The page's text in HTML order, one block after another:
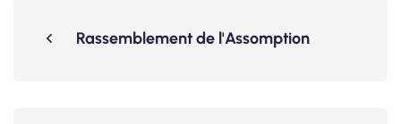
Rassemblement de l'Assomption